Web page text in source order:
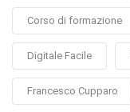
Corso di formazione
Digitale Facile
Francesco Cupparo